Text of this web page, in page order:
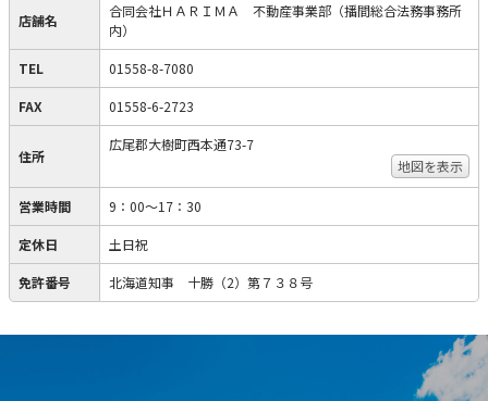
店舗名
合同会社ＨＡＲＩＭＡ 不動産事業部（播間総合法務事務所
内）
TEL 01558-8-7080
FAX 01558-6-2723
住所
広尾郡大樹町西本通73-7
地図を表示
営業時間 9：00～17：30
定休日 土日祝
免許番号 北海道知事 十勝（2）第７３８号